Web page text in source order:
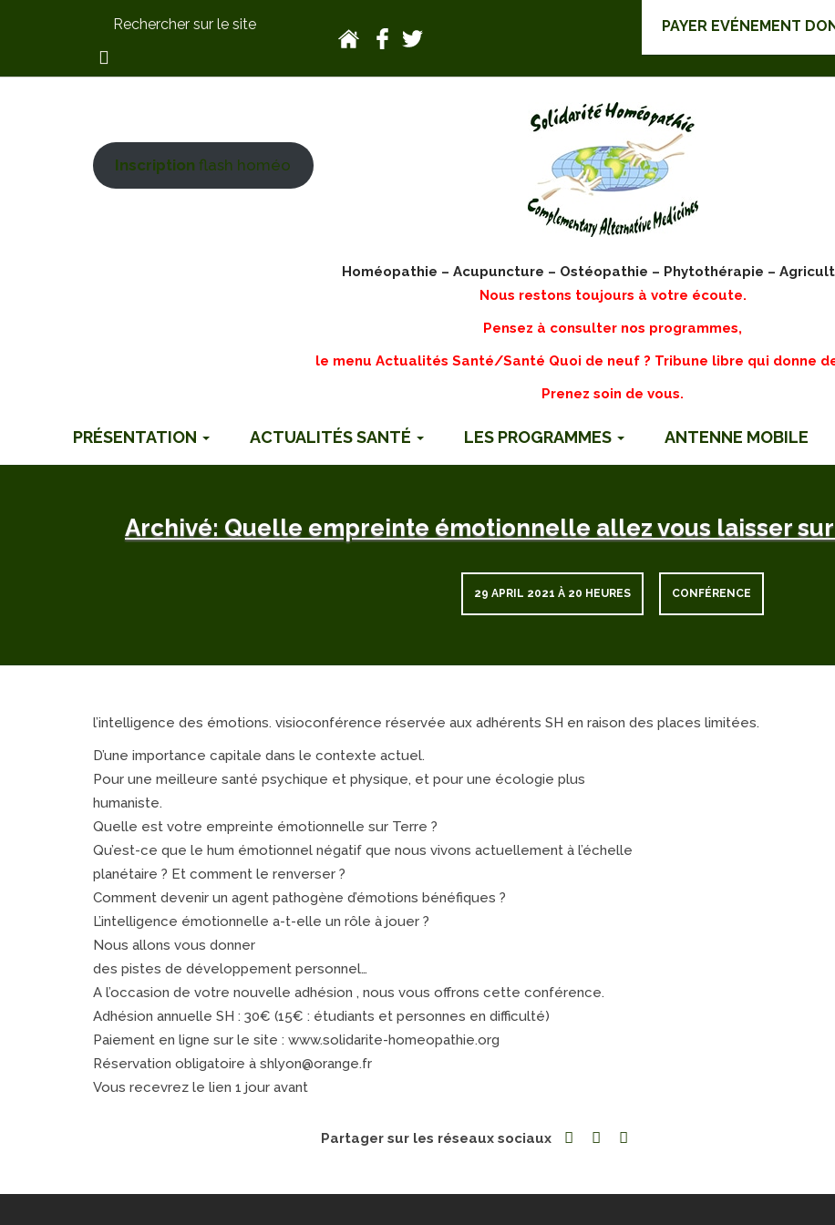
PAYER EVÉNEMENT
Inscription flash homéo
Homéopathie – Acupuncture – Ostéopathie – Phytothérapie –
Nous restons toujours à votre écoute.
Pensez à consulter nos programmes,
le menu Actualités Santé/Santé Quoi de neuf ? Tribune libre qui donne
Prenez soin de vous.
PRÉSENTATION ACTUALITÉS SANTÉ LES PROGRAMMES ANTENNE MOBILE
Archivé: Quelle empreinte émotionnelle allez vous laisser
29 APRIL 2021 À 20 HEURES CONFÉRENCE
l’intelligence des émotions. visioconférence réservée aux adhérents SH en raison des places limitées.
D’une importance capitale dans le contexte actuel.
Pour une meilleure santé psychique et physique, et pour une écologie plus
humaniste.
Quelle est votre empreinte émotionnelle sur Terre ?
Qu’est-ce que le hum émotionnel négatif que nous vivons actuellement à l’échelle
planétaire ? Et comment le renverser ?
Comment devenir un agent pathogène d’émotions bénéfiques ?
L’intelligence émotionnelle a-t-elle un rôle à jouer ?
Nous allons vous donner
des pistes de développement personnel…
A l’occasion de votre nouvelle adhésion , nous vous offrons cette conférence.
Adhésion annuelle SH : 30€ (15€ : étudiants et personnes en difficulté)
Paiement en ligne sur le site : www.solidarite-homeopathie.org
Réservation obligatoire à shlyon@orange.fr
Vous recevrez le lien 1 jour avant
Partager sur les réseaux sociaux